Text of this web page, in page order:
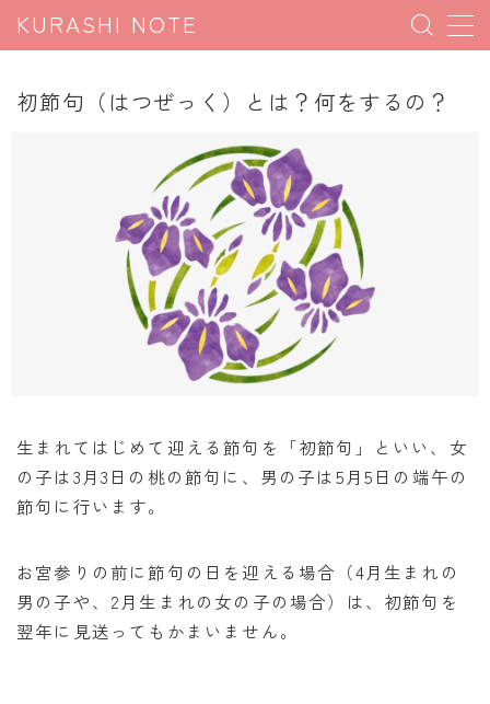
KURASHI NOTE
暮らしの豆知識
暮らしのマナー
子育て豆知識
パソコン豆知識
今日のこよみ
割引計算
割増計算
消費税計算
食品の計量
初節句（はつぜっく）とは？何をするの？
生まれてはじめて迎える節句を「初節句」といい、女
の子は3月3日の桃の節句に、男の子は5月5日の端午の
節句に行います。
お宮参りの前に節句の日を迎える場合（4月生まれの
男の子や、2月生まれの女の子の場合）は、初節句を
翌年に見送ってもかまいません。